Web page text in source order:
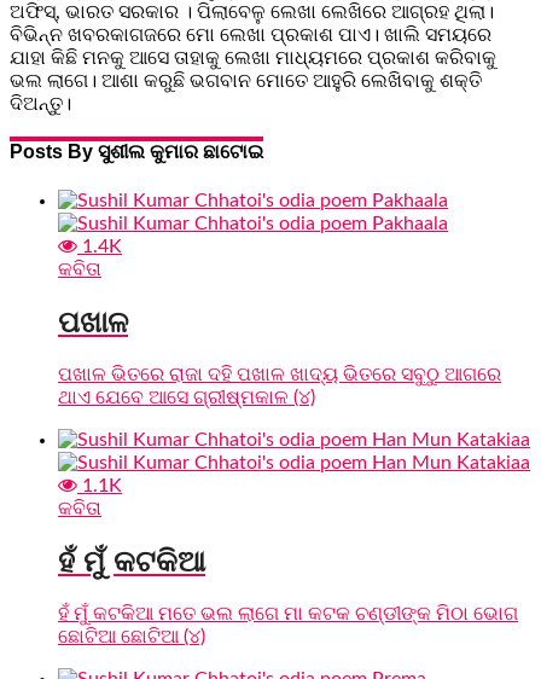
ଅଫିସ୍, ଭାରତ ସରକାର । ପିଲାବେଳୁ ଲେଖା ଲେଖିରେ ଆଗ୍ରହ ଥିଲା।
ବିଭିନ୍ନ ଖବରକାଗଜରେ ମୋ ଲେଖା ପ୍ରକାଶ ପାଏ। ଖାଲି ସମୟରେ
ଯାହା କିଛି ମନକୁ ଆସେ ତାହାକୁ ଲେଖା ମାଧ୍ୟମରେ ପ୍ରକାଶ କରିବାକୁ
ଭଲ ଲାଗେ। ଆଶା କରୁଛି ଭଗବାନ ମୋତେ ଆହୁରି ଲେଖିବାକୁ ଶକ୍ତି
ଦିଅନ୍ତୁ।
Posts By ସୁଶୀଲ କୁମାର ଛାଟୋଇ
1.4K
କବିତା
ପଖାଳ
ପଖାଳ ଭିତରେ ରାଜା ଦହି ପଖାଳ ଖାଦ୍ୟ ଭିତରେ ସବୁଠୁ ଆଗରେ
ଥାଏ ଯେବେ ଆସେ ଗ୍ରୀଷ୍ମକାଳ (୪)
1.1K
କବିତା
ହଁ ମୁଁ କଟକିଆ
ହଁ ମୁଁ କଟକିଆ ମତେ ଭଲ ଲାଗେ ମା କଟକ ଚଣ୍ଡୀଙ୍କ ମିଠା ଭୋଗ
ଛୋଟିଆ ଛୋଟିଆ (୪)